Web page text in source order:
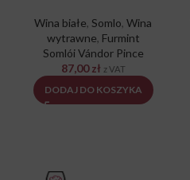
Wina białe, Somlo, Wina
wytrawne, Furmint
Somlói Vándor Pince
87,00zł z VAT
DODAJ DO KOSZYKA